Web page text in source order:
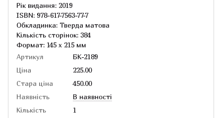
Рік видання: 2019
ISBN: 978-617-7563-77-7
Обкладинка: Тверда матова
Кількість сторінок: 384
Формат: 145 х 215 мм
Артикул
БК-2189
Ціна
225.00
Стара ціна
450.00
Наявність
В наявності
Кількість
1